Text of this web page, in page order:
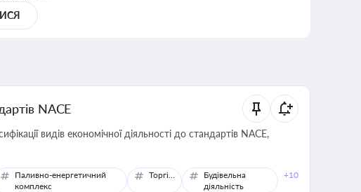
NACE
видів економічної діяльності до стандартів NACE,
Паливно-енергетичний
комплекс
Торгівля
Будівельна
діяльність
+10